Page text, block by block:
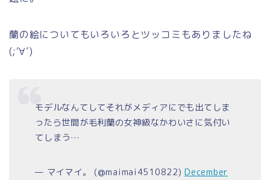
蘭の絵についてもいろいろとツッコミもありましたね
(;’∀’)
モデルなんてしてそれがメディアにでも出てしま
ったら世間が毛利蘭の女神級なかわいさに気付い
てしまう…
— マイマイ。 (@maimai4510822)December